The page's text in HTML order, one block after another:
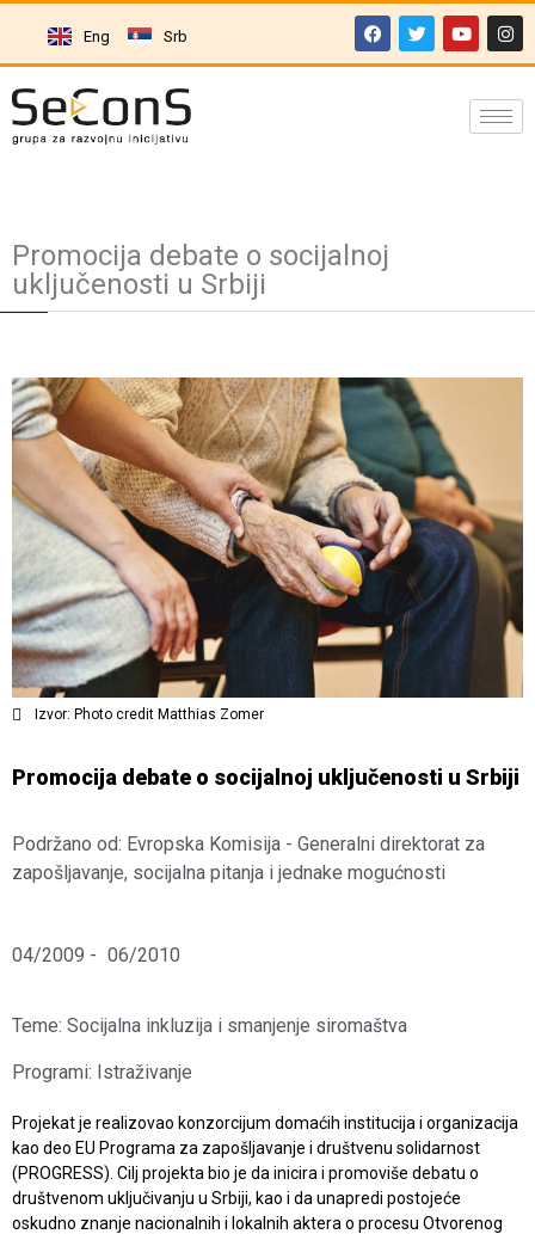
Eng Srb
Promocija debate o socijalnoj
uključenosti u Srbiji
Izvor: Photo credit Matthias Zomer
Promocija debate o socijalnoj uključenosti u Srbiji
Podržano od: Evropska Komisija - Generalni direktorat za
zapošljavanje, socijalna pitanja i jednake mogućnosti
04/2009 - 06/2010
Teme: Socijalna inkluzija i smanjenje siromaštva
Programi: Istraživanje
Projekat je realizovao konzorcijum domaćih institucija i organizacija
kao deo EU Programa za zapošljavanje i društvenu solidarnost
(PROGRESS). Cilj projekta bio je da inicira i promoviše debatu o
društvenom uključivanju u Srbiji, kao i da unapredi postojeće
oskudno znanje nacionalnih i lokalnih aktera o procesu Otvorenog